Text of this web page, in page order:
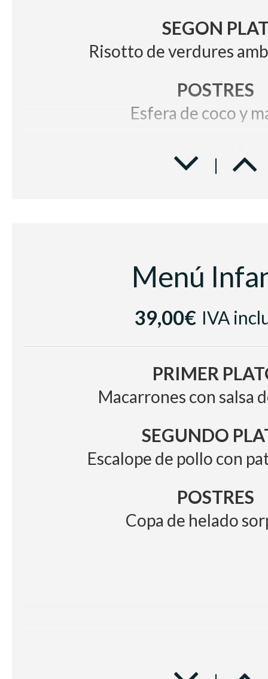
SEGON
Risotto de verdures
POSTRES
Esfera de coco y
CELLER
Vi Blanc, Poesia, DO
Menú
39,00€ IVA
PRIMER
Macarrones con salsa
SEGUNDO
Escalope de pollo con
POSTRES
Copa de helado